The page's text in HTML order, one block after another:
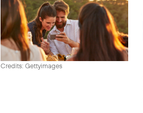
Credits: Gettyimages